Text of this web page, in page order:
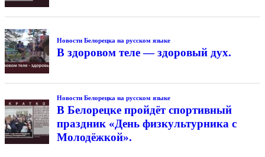
Новости Белорецка на русском языке
В здоровом теле — здоровый дух.
Новости Белорецка на русском языке
В Белорецке пройдёт спортивный
праздник «День физкультурника с
Молодёжкой».